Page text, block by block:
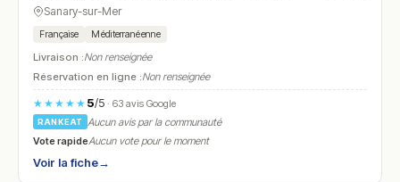
Sanary-sur-Mer
Française Méditerranéenne
Livraison :Non renseignée
Réservation en ligne :Non renseignée
★★★★★ 5/5· 63 avis Google
RANKEAT
Aucun avis par la communauté
Vote rapideAucun vote pour le moment
Voir la fiche→